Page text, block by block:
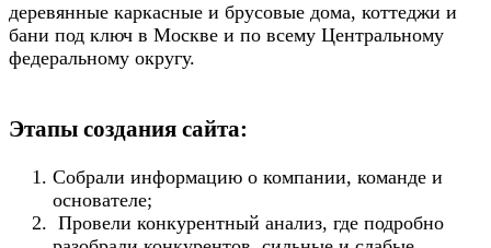
деревянные каркасные и брусовые дома, коттеджи и
бани под ключ в Москве и по всему Центральному
федеральному округу.
Этапы создания сайта:
Собрали информацию о компании, команде и
основателе;
Провели конкурентный анализ, где подробно